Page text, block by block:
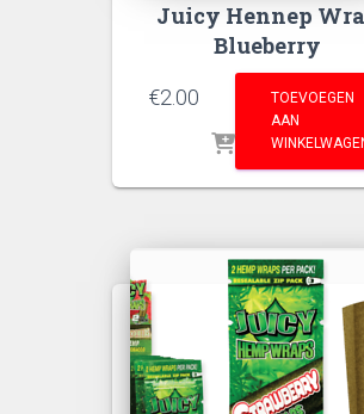
Juicy Hennep
Blueberry
€2.00
TOEVOEGEN
AAN